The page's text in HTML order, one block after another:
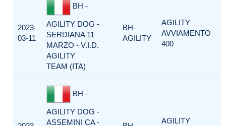
2023-
03-11
BH -
AGILITY DOG -
SERDIANA 11
MARZO - V.I.D.
AGILITY
TEAM (ITA)
BH-
AGILITY
AGILITY
AVVIAMENTO
400
BH -
AGILITY DOG -
ASSEMINI CA -
AGILITY